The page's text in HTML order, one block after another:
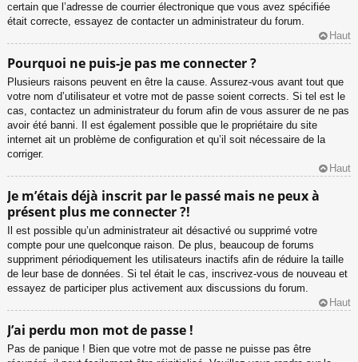
certain que l’adresse de courrier électronique que vous avez spécifiée
était correcte, essayez de contacter un administrateur du forum.
Haut
Pourquoi ne puis-je pas me connecter ?
Plusieurs raisons peuvent en être la cause. Assurez-vous avant tout que
votre nom d’utilisateur et votre mot de passe soient corrects. Si tel est le
cas, contactez un administrateur du forum afin de vous assurer de ne pas
avoir été banni. Il est également possible que le propriétaire du site
internet ait un problème de configuration et qu’il soit nécessaire de la
corriger.
Haut
Je m’étais déjà inscrit par le passé mais ne peux à
présent plus me connecter ?!
Il est possible qu’un administrateur ait désactivé ou supprimé votre
compte pour une quelconque raison. De plus, beaucoup de forums
suppriment périodiquement les utilisateurs inactifs afin de réduire la taille
de leur base de données. Si tel était le cas, inscrivez-vous de nouveau et
essayez de participer plus activement aux discussions du forum.
Haut
J’ai perdu mon mot de passe !
Pas de panique ! Bien que votre mot de passe ne puisse pas être